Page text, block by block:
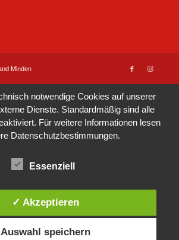
Minden
notwendige Cookies auf unserer
Dienste. Standardmäßig sind alle
Für weitere Informationen lesen
Datenschutzbestimmungen.
Essenziell
✓ Akzeptieren
Auswahl speichern